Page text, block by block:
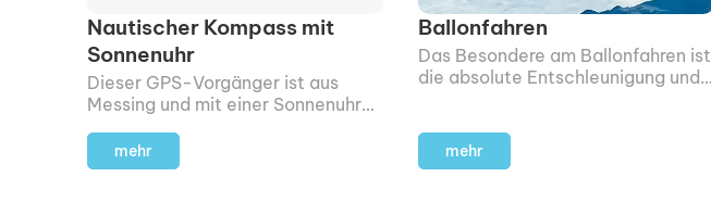
Nautischer Kompass mit
Sonnenuhr
Dieser GPS-Vorgänger ist aus
Messing und mit einer Sonnenuhr
mehr
Ballonfahren
Das Besondere am Ballonfahren ist
die absolute Entschleunigung und
mehr